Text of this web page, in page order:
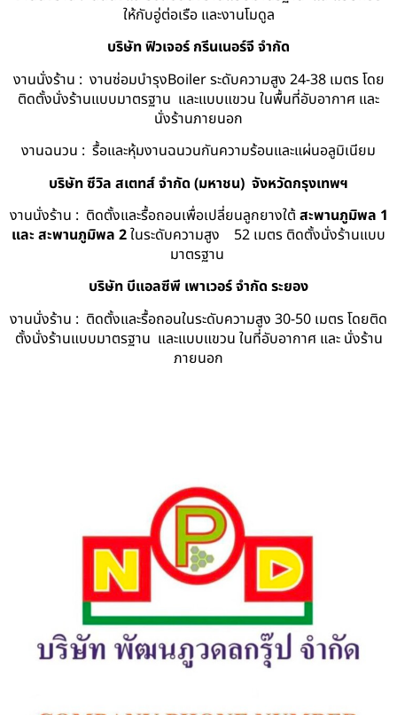
ให้กับอู่ต่อเรือ และงานโมดูล
บริษัท ฟิวเจอร์ กรีนเนอร์จี จำกัด
งานนั่งร้าน : งานซ่อมบำรุงBoiler ระดับความสูง 24-38 เมตร โดย
ติดตั้งนั่งร้านแบบมาตรฐาน และแบบแขวน ในพื้นที่อับอากาศ และ
นั่งร้านภายนอก
งานฉนวน : รื้อและหุ้มงานฉนวนกันความร้อนและแผ่นอลูมิเนียม
บริษัท ซีวิล สเตทส์ จำกัด (มหาชน) จังหวัดกรุงเทพฯ
งานนั่งร้าน : ติดตั้งและรื้อถอนเพื่อเปลี่ยนลูกยางใต้ สะพานภูมิพล 1
และ สะพานภูมิพล 2ในระดับความสูง 52 เมตร ติดตั้งนั่งร้านแบบ
มาตรฐาน
บริษัท บีแอลซีพี เพาเวอร์ จำกัด ระยอง
งานนั่งร้าน : ติดตั้งและรื้อถอนในระดับความสูง 30-50 เมตร โดยติด
ตั้งนั่งร้านแบบมาตรฐาน และแบบแขวน ในที่อับอากาศ และ นั่งร้าน
ภายนอก